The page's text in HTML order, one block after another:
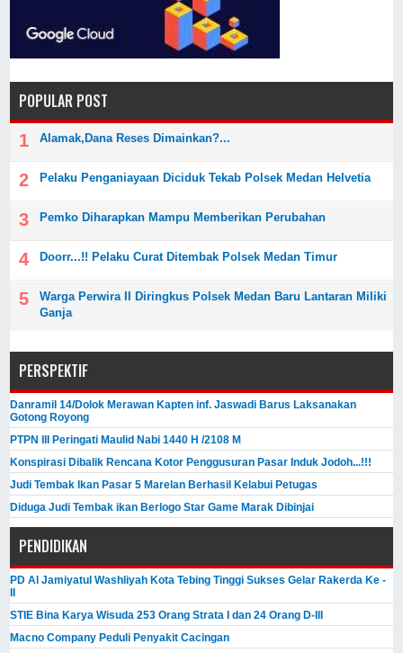
POPULAR POST
Alamak,Dana Reses Dimainkan?...
Pelaku Penganiayaan Diciduk Tekab Polsek Medan Helvetia
Pemko Diharapkan Mampu Memberikan Perubahan
Doorr...!! Pelaku Curat Ditembak Polsek Medan Timur
Warga Perwira II Diringkus Polsek Medan Baru Lantaran Miliki
Ganja
PERSPEKTIF
Danramil 14/Dolok Merawan Kapten inf. Jaswadi Barus Laksanakan
Gotong Royong
PTPN III Peringati Maulid Nabi 1440 H /2108 M
Konspirasi Dibalik Rencana Kotor Penggusuran Pasar Induk Jodoh...!!!
Judi Tembak Ikan Pasar 5 Marelan Berhasil Kelabui Petugas
Diduga Judi Tembak ikan Berlogo Star Game Marak Dibinjai
PENDIDIKAN
PD Al Jamiyatul Washliyah Kota Tebing Tinggi Sukses Gelar Rakerda Ke -
STIE Bina Karya Wisuda 253 Orang Strata I dan 24 Orang D-III
Macno Company Peduli Penyakit Cacingan